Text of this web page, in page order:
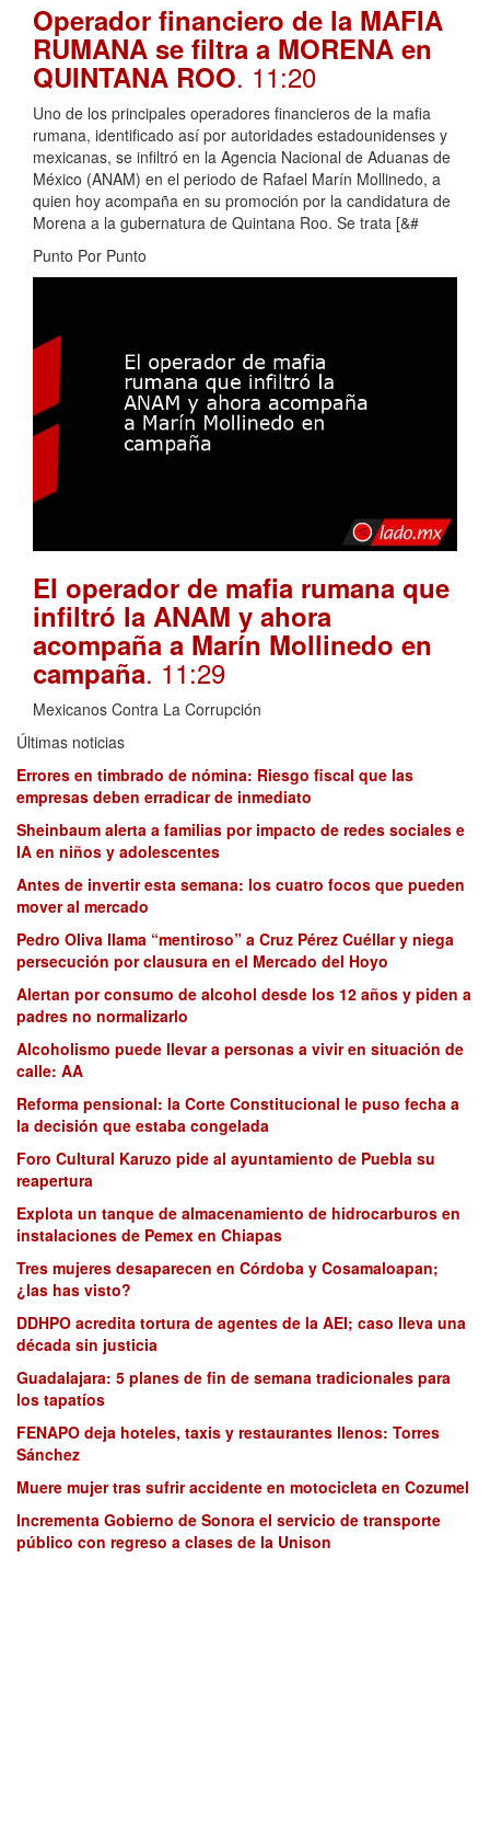
Operador financiero de la MAFIA
RUMANA se filtra a MORENA en
QUINTANA ROO. 11:20
Uno de los principales operadores financieros de la mafia
rumana, identificado así por autoridades estadounidenses y
mexicanas, se infiltró en la Agencia Nacional de Aduanas de
México (ANAM) en el periodo de Rafael Marín Mollinedo, a
quien hoy acompaña en su promoción por la candidatura de
Morena a la gubernatura de Quintana Roo. Se trata [&#
Punto Por Punto
El operador de mafia rumana que
infiltró la ANAM y ahora
acompaña a Marín Mollinedo en
campaña. 11:29
Mexicanos Contra La Corrupción
Últimas noticias
Errores en timbrado de nómina: Riesgo fiscal que las
empresas deben erradicar de inmediato
Sheinbaum alerta a familias por impacto de redes sociales e
IA en niños y adolescentes
Antes de invertir esta semana: los cuatro focos que pueden
mover al mercado
Pedro Oliva llama “mentiroso” a Cruz Pérez Cuéllar y niega
persecución por clausura en el Mercado del Hoyo
Alertan por consumo de alcohol desde los 12 años y piden a
padres no normalizarlo
Alcoholismo puede llevar a personas a vivir en situación de
calle: AA
Reforma pensional: la Corte Constitucional le puso fecha a
la decisión que estaba congelada
Foro Cultural Karuzo pide al ayuntamiento de Puebla su
reapertura
Explota un tanque de almacenamiento de hidrocarburos en
instalaciones de Pemex en Chiapas
Tres mujeres desaparecen en Córdoba y Cosamaloapan;
¿las has visto?
DDHPO acredita tortura de agentes de la AEI; caso lleva una
década sin justicia
Guadalajara: 5 planes de fin de semana tradicionales para
los tapatíos
FENAPO deja hoteles, taxis y restaurantes llenos: Torres
Sánchez
Muere mujer tras sufrir accidente en motocicleta en Cozumel
Incrementa Gobierno de Sonora el servicio de transporte
público con regreso a clases de la Unison